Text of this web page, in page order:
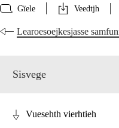
Gïele Veedtjh
Learoesoejkesjasse
Sisvege
Vuesehth vierhtieh